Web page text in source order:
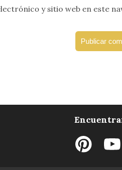
y sitio web en este